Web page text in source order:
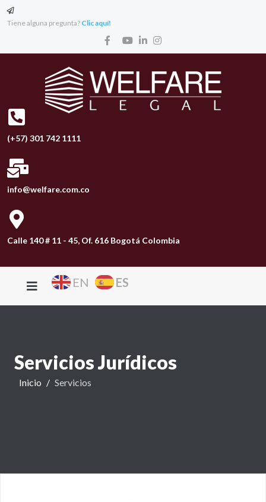
Tiene alguna pregunta? Clic aquí!
(+57) 301 742 1111
info@welfare.com.co
Calle 140 # 11 - 45, Of. 616 Bogotá Colombia
EN ES
Servicios Jurídicos
Inicio Servicios